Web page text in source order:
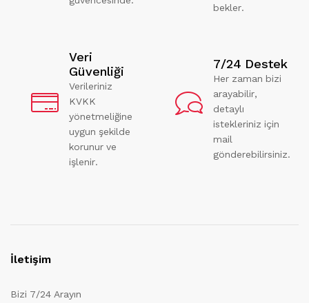
bekler.
Veri
Güvenliği
Verileriniz
KVKK
yönetmeliğine
uygun şekilde
korunur ve
işlenir.
7/24 Destek
Her zaman bizi
arayabilir,
detaylı
istekleriniz için
mail
gönderebilirsiniz.
İletişim
Bizi 7/24 Arayın